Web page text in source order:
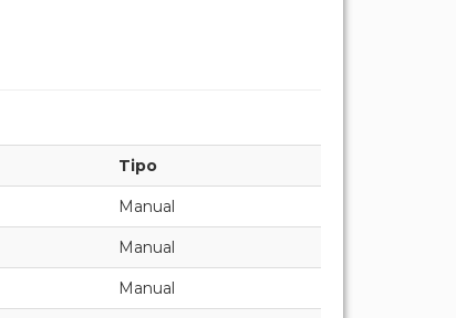
Tipo
Manual
Manual
Manual